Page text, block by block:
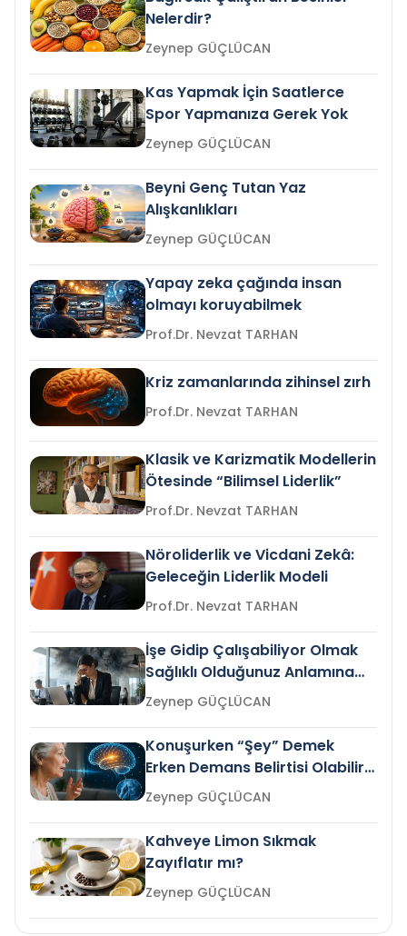
Nelerdir?
Zeynep GÜÇLÜCAN
Kas Yapmak İçin Saatlerce
Spor Yapmanıza Gerek Yok
Zeynep GÜÇLÜCAN
Beyni Genç Tutan Yaz
Alışkanlıkları
Zeynep GÜÇLÜCAN
Yapay zeka çağında insan
olmayı koruyabilmek
Prof.Dr. Nevzat TARHAN
Kriz zamanlarında zihinsel zırh
Prof.Dr. Nevzat TARHAN
Klasik ve Karizmatik Modellerin
Ötesinde “Bilimsel Liderlik”
Prof.Dr. Nevzat TARHAN
Nöroliderlik ve Vicdani Zekâ:
Geleceğin Liderlik Modeli
Prof.Dr. Nevzat TARHAN
İşe Gidip Çalışabiliyor Olmak
Sağlıklı Olduğunuz Anlamına
Gelir mi?Zeynep GÜÇLÜCAN
Konuşurken “Şey” Demek
Erken Demans Belirtisi Olabilir
mi?
Zeynep GÜÇLÜCAN
Kahveye Limon Sıkmak
Zayıflatır mı?
Zeynep GÜÇLÜCAN